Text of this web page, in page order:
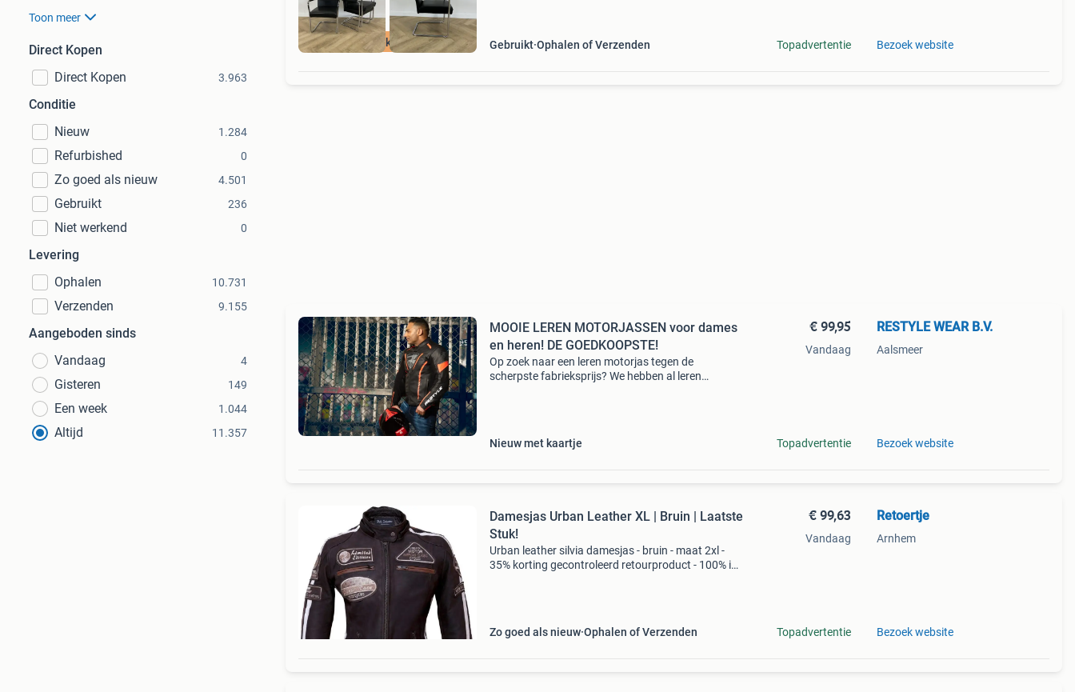
Toon meer
Direct Kopen
Direct Kopen
3.963
Conditie
Nieuw
1.284
Refurbished 0
Zo goed als nieuw 4.501
Gebruikt 236
Niet werkend 0
Levering
Ophalen
10.731
Verzenden 9.155
Aangeboden sinds
Vandaag
4
Gisteren 149
Een week 1.044
Altijd 11.357
% Stapelkorting % Gebruikt Ophalen of Verzenden Topadvertentie Bezoek website
MOOIE LEREN MOTORJASSEN voor dames
en heren! DE GOEDKOOPSTE!
Op zoek naar een leren motorjas tegen de
scherpste fabrieksprijs? We hebben al leren
Nieuw met kaartje
€ 99,95
Vandaag
Topadvertentie
RESTYLE WEAR B.V.
Aalsmeer
Bezoek website
Damesjas Urban Leather XL | Bruin | Laatste
Stuk!
Urban leather silvia damesjas - bruin - maat 2xl -
35% korting gecontroleerd retourproduct - 100% in
Zo goed als nieuw Ophalen of Verzenden
€ 99,63
Vandaag
Topadvertentie
Retoertje
Arnhem
Bezoek website